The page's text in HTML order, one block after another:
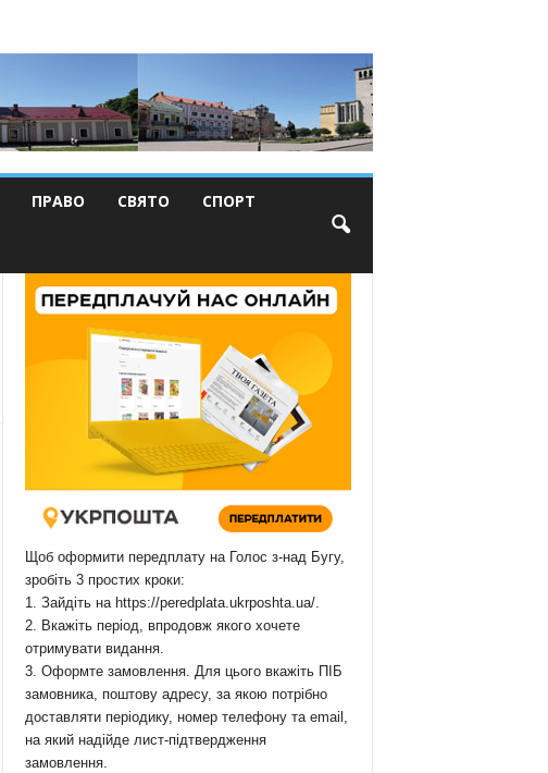
ПРАВО СВЯТО СПОРТ
Щоб оформити передплату на Голос з-над Бугу,
зробіть 3 простих кроки:
1. Зайдіть на https://peredplata.ukrposhta.ua/.
2. Вкажіть період, впродовж якого хочете
отримувати видання.
3. Оформте замовлення. Для цього вкажіть ПІБ
замовника, поштову адресу, за якою потрібно
доставляти періодику, номер телефону та email,
на який надійде лист-підтвердження
замовлення.